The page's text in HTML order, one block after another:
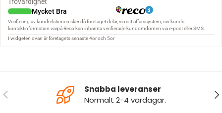
FÖREGÅENDE
Snabba leveranser
Normalt 2-4 vardagar.